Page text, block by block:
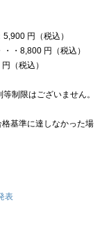
円（税込）
・8,800 円（税込）
（税込）
制限はございません。
基準に達しなかった場
表